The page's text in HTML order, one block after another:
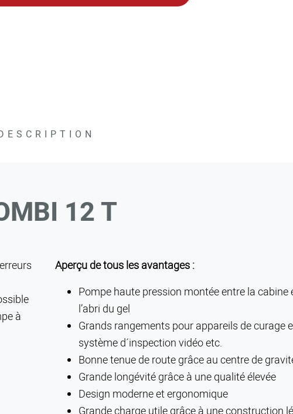
12 T
à
Aperçu de tous les avantages:
Pompe haute pression montée entre la cabine
l’abri du gel
Grands rangements pour appareils de curage
système d´inspection vidéo etc.
Bonne tenue de route grâce au centre de
Grande longévité grâce à une qualité élevée
Design moderne et ergonomique
RECHERCHE